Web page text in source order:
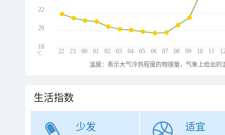
22 23 00 01 02 03 04 05 06 07 08 09 10 11
22
20
18
℃
温度：表示大气冷热程度的物理量，气象上给出
生活指数
少发 适宜